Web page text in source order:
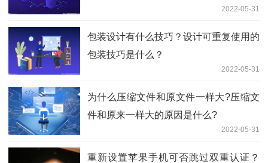
2022-05-31
包装设计有什么技巧？设计可重复使用的
包装技巧是什么？
2022-05-31
为什么压缩文件和原文件一样大?压缩文
件和原来一样大的原因是什么?
2022-05-31
重新设置苹果手机可否跳过双重认证？